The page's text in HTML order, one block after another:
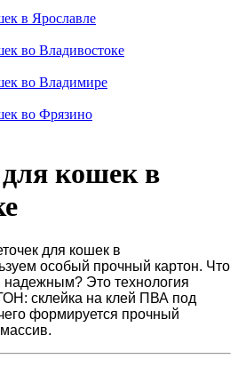
в Ярославле
во Владивостоке
во Владимире
во Фрязино
кошек в
для кошек в
особый прочный картон. Что
надежным? Это технология
склейка на клей ПВА под
формируется прочный